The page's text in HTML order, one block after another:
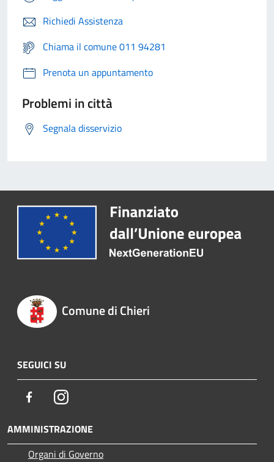
Richiedi Assistenza
Chiama il comune 011 94281
Prenota un appuntamento
Problemi in città
Segnala disservizio
Comune di Chieri
SEGUICI SU
FacebookInstagram
AMMINISTRAZIONE
Organi di Governo